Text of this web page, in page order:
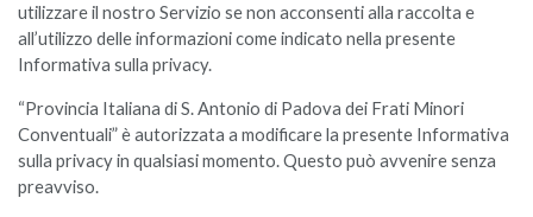
utilizzare il nostro Servizio se non acconsenti alla raccolta e
all’utilizzo delle informazioni come indicato nella presente
Informativa sulla privacy.
“Provincia Italiana di S. Antonio di Padova dei Frati Minori
Conventuali” è autorizzata a modificare la presente Informativa
sulla privacy in qualsiasi momento. Questo può avvenire senza
preavviso.